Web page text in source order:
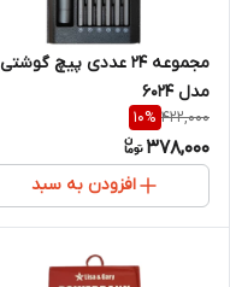
مجموعه 24 عددی پیچ گوشتی
مدل 6024
422,000
10%
378,000
افزودن به سبد